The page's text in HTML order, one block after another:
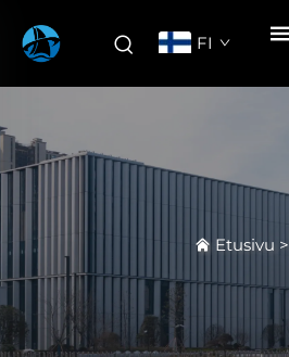
FI
Etusivu >